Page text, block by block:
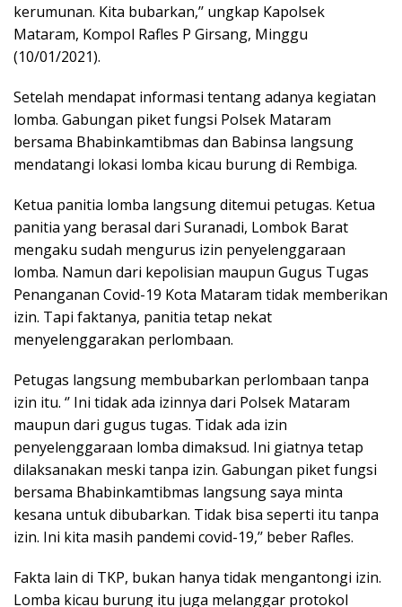
kerumunan. Kita bubarkan,’’ ungkap Kapolsek
Mataram, Kompol Rafles P Girsang, Minggu
(10/01/2021).
Setelah mendapat informasi tentang adanya kegiatan
lomba. Gabungan piket fungsi Polsek Mataram
bersama Bhabinkamtibmas dan Babinsa langsung
mendatangi lokasi lomba kicau burung di Rembiga.
Ketua panitia lomba langsung ditemui petugas. Ketua
panitia yang berasal dari Suranadi, Lombok Barat
mengaku sudah mengurus izin penyelenggaraan
lomba. Namun dari kepolisian maupun Gugus Tugas
Penanganan Covid-19 Kota Mataram tidak memberikan
izin. Tapi faktanya, panitia tetap nekat
menyelenggarakan perlombaan.
Petugas langsung membubarkan perlombaan tanpa
izin itu. ‘’ Ini tidak ada izinnya dari Polsek Mataram
maupun dari gugus tugas. Tidak ada izin
penyelenggaraan lomba dimaksud. Ini giatnya tetap
dilaksanakan meski tanpa izin. Gabungan piket fungsi
bersama Bhabinkamtibmas langsung saya minta
kesana untuk dibubarkan. Tidak bisa seperti itu tanpa
izin. Ini kita masih pandemi covid-19,’’ beber Rafles.
Fakta lain di TKP, bukan hanya tidak mengantongi izin.
Lomba kicau burung itu juga melanggar protokol